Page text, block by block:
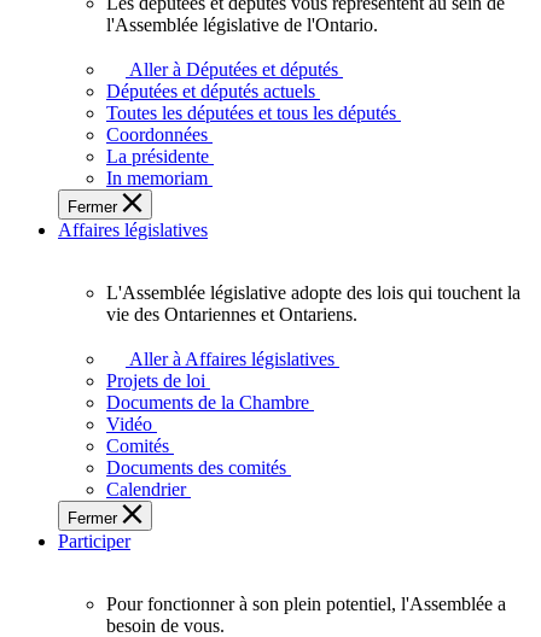
députés
vous
représentent
sein
de
l'Assemblée
législative
l'Ontario.
l'Assemblée législative de l'Ontario.
Aller à Députées et députés
Députées et députés actuels
Toutes les députées et tous les députés
Coordonnées
La présidente
In memoriam
Fermer
Affaires législatives
L'Assemblée
adopte
touchent
des
Ontariennes
et
L'Assemblée législative adopte des lois qui touchent la
vie des Ontariennes et Ontariens.
Aller à Affaires législatives
Projets de loi
Documents de la Chambre
Vidéo
Comités
Documents des comités
Calendrier
Fermer
Participer
Pour fonctionner à son plein potentiel, l'Assemblée a
besoin de vous.